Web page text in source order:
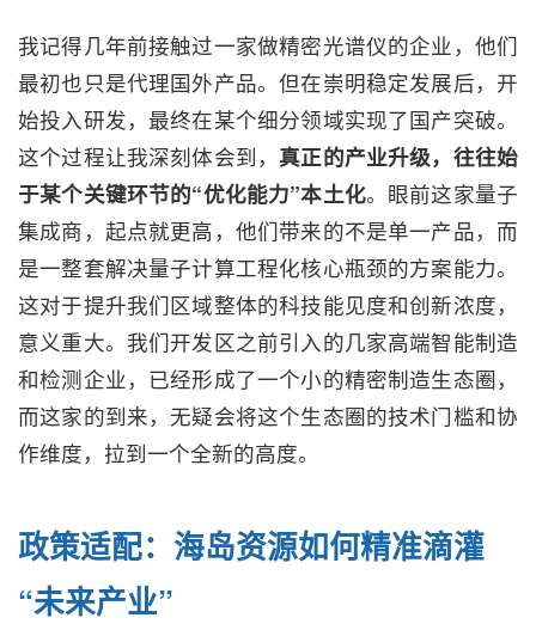
我记得几年前接触过一家做精密光谱仪的企业，他们
最初也只是代理国外产品。但在崇明稳定发展后，开
始投入研发，最终在某个细分领域实现了国产突破。
这个过程让我深刻体会到， 真正的产业升级，往往始
于某个关键环节的“优化能力”本土化。眼前这家量子
集成商，起点就更高，他们带来的不是单一产品，而
是一整套解决量子计算工程化核心瓶颈的方案能力。
这对于提升我们区域整体的科技能见度和创新浓度，
意义重大。我们开发区之前引入的几家高端智能制造
和检测企业，已经形成了一个小的精密制造生态圈，
而这家的到来，无疑会将这个生态圈的技术门槛和协
作维度，拉到一个全新的高度。
政策适配：海岛资源如何精准滴灌
“未来产业”